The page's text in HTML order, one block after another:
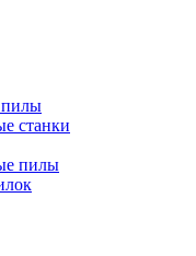
пилы
станки
пилы